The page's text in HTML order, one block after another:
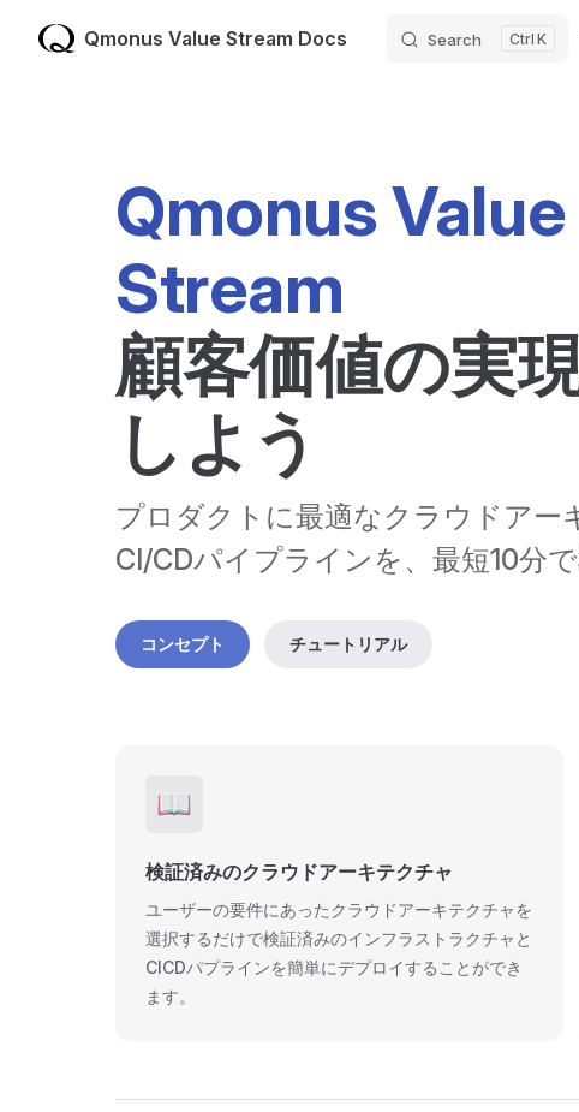
Skip to content
Qmonus Value Stream Docs Search K
Qmonus Value
Stream
顧客価値の実
しよう
プロダクトに最適なクラウドアー
CI/CDパイプラインを、最短10分
コンセプト チュートリアル
📖
検証済みのクラウドアーキテクチャ
ユーザーの要件にあったクラウドアーキテクチャを
選択するだけで検証済みのインフラストラクチャと
CICDパプラインを簡単にデプロイすることができ
ます。